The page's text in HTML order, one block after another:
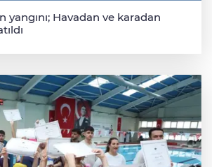
yangını; Havadan ve karadan